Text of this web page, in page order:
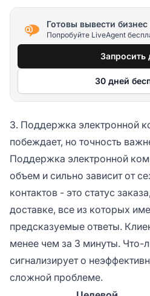
Готовы вывести
Попробуйте LiveAgent
Запросить
30 дней
3. Поддержка электронной
побеждает, но точность
Поддержка электронной
объем и сильно зависит от
контактов - это статус
доставке, все из которых
предсказуемые ответы.
менее чем за 3 минуты. Что-
сигнализирует о
сложной проблеме.